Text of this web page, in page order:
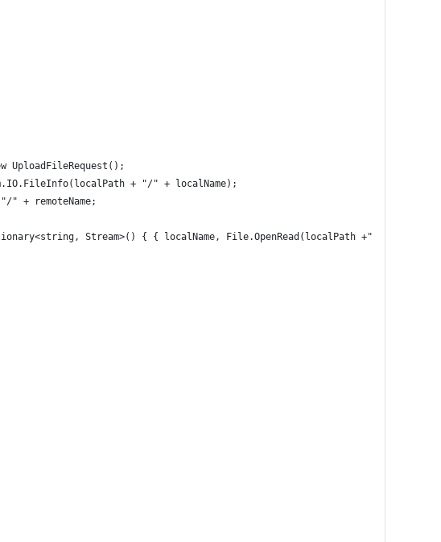
UploadFileRequest();
+ "/" + localName);
" + remoteName;
Stream>() { { localName, File.OpenRead(localPath +"/"+